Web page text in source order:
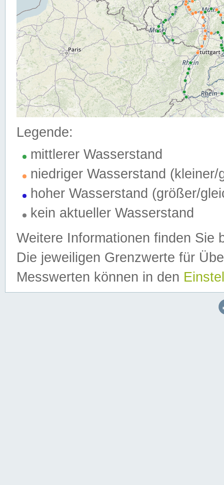
Legende:
mittlerer Wasserstand
niedriger Wasserstand (kleiner/
hoher Wasserstand (größer/
kein aktueller Wasserstand
Weitere Informationen finden Sie
Die jeweiligen Grenzwerte für
Messwerten können in den